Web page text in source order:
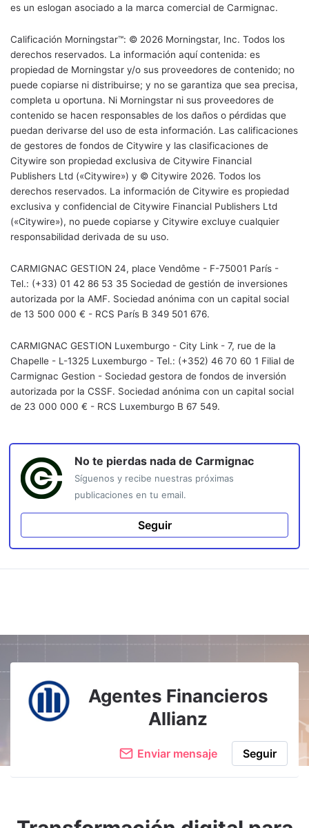
es un eslogan asociado a la marca comercial de Carmignac.
Calificación Morningstar™: © 2026 Morningstar, Inc. Todos los
derechos reservados. La información aquí contenida: es
propiedad de Morningstar y/o sus proveedores de contenido; no
puede copiarse ni distribuirse; y no se garantiza que sea precisa,
completa u oportuna. Ni Morningstar ni sus proveedores de
contenido se hacen responsables de los daños o pérdidas que
puedan derivarse del uso de esta información. Las calificaciones
de gestores de fondos de Citywire y las clasificaciones de
Citywire son propiedad exclusiva de Citywire Financial
Publishers Ltd («Citywire») y © Citywire 2026. Todos los
derechos reservados. La información de Citywire es propiedad
exclusiva y confidencial de Citywire Financial Publishers Ltd
(«Citywire»), no puede copiarse y Citywire excluye cualquier
responsabilidad derivada de su uso.
CARMIGNAC GESTION 24, place Vendôme - F-75001 París -
Tel.: (+33) 01 42 86 53 35 Sociedad de gestión de inversiones
autorizada por la AMF. Sociedad anónima con un capital social
de 13 500 000 € - RCS París B 349 501 676.
CARMIGNAC GESTION Luxemburgo - City Link - 7, rue de la
Chapelle - L-1325 Luxemburgo - Tel.: (+352) 46 70 60 1 Filial de
Carmignac Gestion - Sociedad gestora de fondos de inversión
autorizada por la CSSF. Sociedad anónima con un capital social
de 23 000 000 € - RCS Luxemburgo B 67 549.
No te pierdas nada de Carmignac
Síguenos y recibe nuestras próximas
publicaciones en tu email.
Seguir
Agentes Financieros
Allianz
Enviar mensaje Seguir